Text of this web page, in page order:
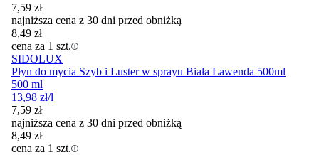
7,59 zł
najniższa cena z 30 dni przed obniżką
8,49 zł
cena za 1 szt.
SIDOLUX
Płyn do mycia Szyb i Luster w sprayu Biała Lawenda 500ml
500 ml
13,98 zł/l
7,59 zł
najniższa cena z 30 dni przed obniżką
8,49 zł
cena za 1 szt.